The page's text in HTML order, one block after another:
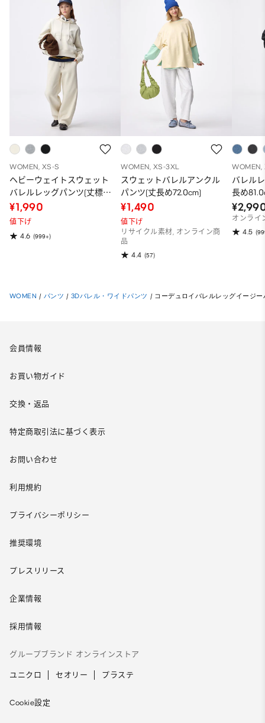
WOMEN, XS-S
ヘビーウェイトスウェット
バレルレッグパンツ(丈標準
68.5～72.5cm)
¥1,990
値下げ
4.6 (999+)
WOMEN, XS-3XL
スウェットバレルアンクル
パンツ(丈長め72.0cm)
¥1,490
値下げ
リサイクル素材, オンライン商
品
4.4 (57)
WOMEN,
バレル
長め
オンライ
4.5
WOMEN / パンツ / 3Dバレル・ワイドパンツ / コーデュロイバレルレッグイージー
会員情報
お買い物ガイド
交換・返品
特定商取引法に基づく表示
お問い合わせ
利用規約
プライバシーポリシー
推奨環境
プレスリリース
企業情報
採用情報
グループブランド オンラインストア
ユニクロ セオリー プラステ
Cookie設定